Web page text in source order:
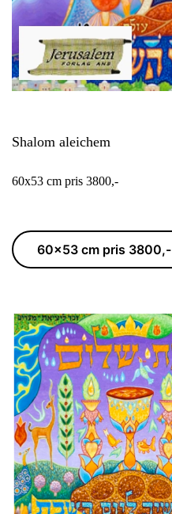
Shalom aleichem
60x53 cm pris 3800,-
60x53 cm pris 3800,-